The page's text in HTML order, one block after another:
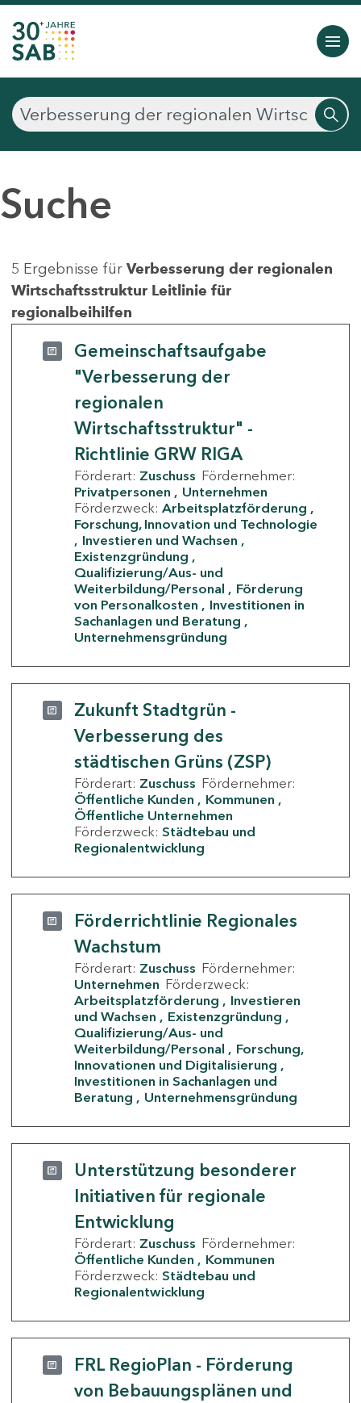
Suche
5 Ergebnisse für Verbesserung der regionalen
Wirtschaftsstruktur Leitlinie für
regionalbeihilfen
Gemeinschaftsaufgabe
"Verbesserung der
regionalen
Wirtschaftsstruktur" -
Richtlinie GRW RIGA
Förderart: Zuschuss Fördernehmer:
Privatpersonen
Unternehmen
Förderzweck: Arbeitsplatzförderung
Forschung, Innovation und Technologie
Investieren und Wachsen
Existenzgründung
Qualifizierung/Aus- und
Weiterbildung/Personal
Förderung
von Personalkosten
Investitionen in
Sachanlagen und Beratung
Unternehmensgründung
Zukunft Stadtgrün -
Verbesserung des
städtischen Grüns (ZSP)
Förderart: Zuschuss Fördernehmer:
Öffentliche Kunden
Kommunen
Öffentliche Unternehmen
Förderzweck: Städtebau und
Regionalentwicklung
Förderrichtlinie Regionales
Wachstum
Förderart: Zuschuss Fördernehmer:
Unternehmen Förderzweck:
Arbeitsplatzförderung
Investieren
und Wachsen
Existenzgründung
Qualifizierung/Aus- und
Weiterbildung/Personal
Forschung,
Innovationen und Digitalisierung
Investitionen in Sachanlagen und
Beratung
Unternehmensgründung
Unterstützung besonderer
Initiativen für regionale
Entwicklung
Förderart: Zuschuss Fördernehmer:
Öffentliche Kunden
Kommunen
Förderzweck: Städtebau und
Regionalentwicklung
FRL RegioPlan - Förderung
von Bebauungsplänen und